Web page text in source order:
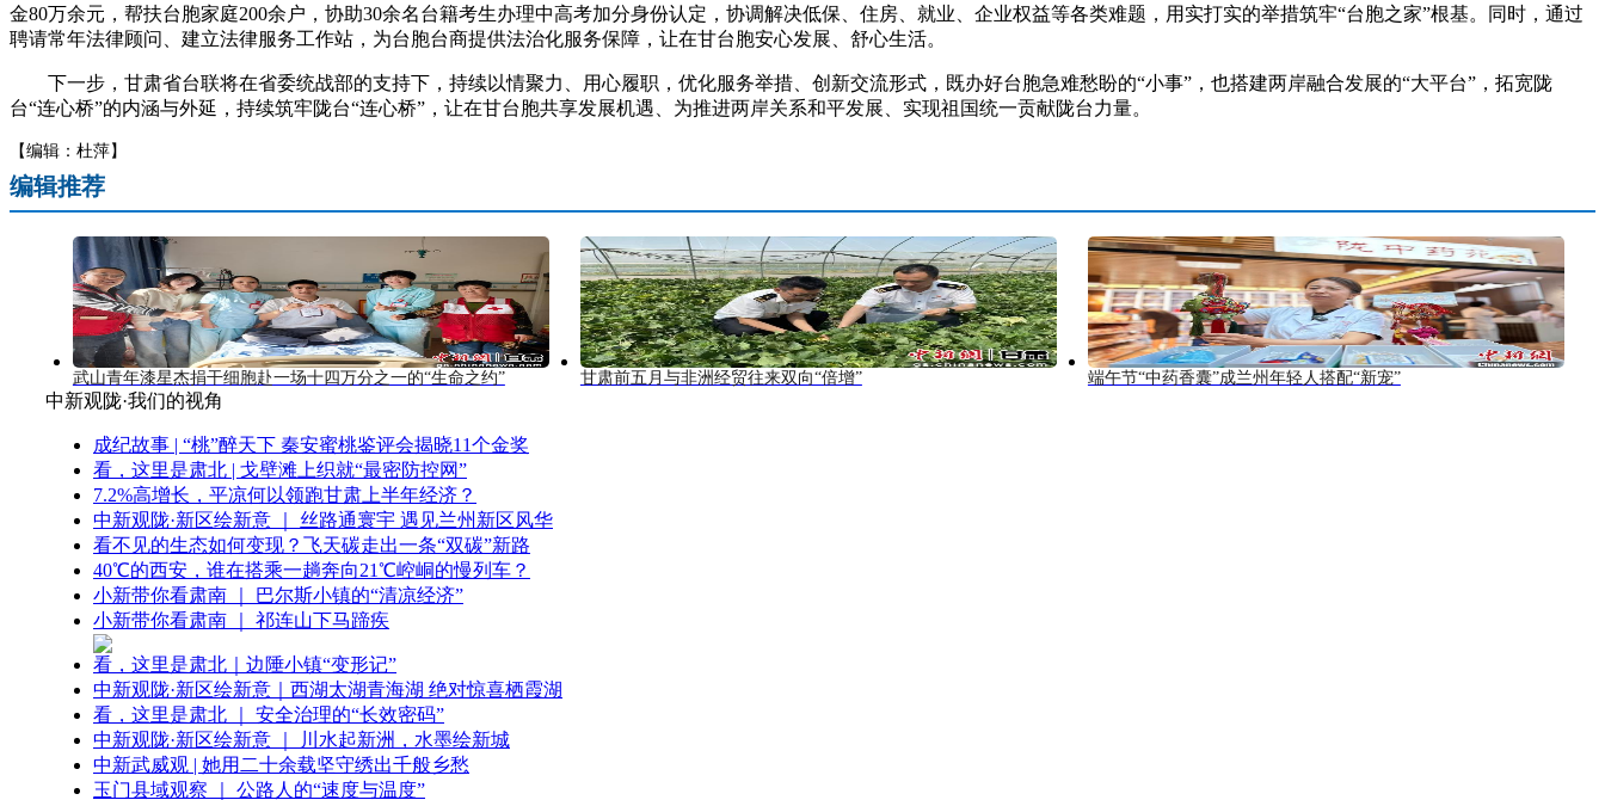
金80万余元，帮扶台胞家庭200余户，协助30余名台籍考生办理中高考加分身份认定，协调解决低保、住房、就业、企业权益等各类难题，用实打实的举措筑牢“台胞之家”根基。同时，通过
聘请常年法律顾问、建立法律服务工作站，为台胞台商提供法治化服务保障，让在甘台胞安心发展、舒心生活。
下一步，甘肃省台联将在省委统战部的支持下，持续以情聚力、用心履职，优化服务举措、创新交流形式，既办好台胞急难愁盼的“小事”，也搭建两岸融合发展的“大平台”，拓宽陇
台“连心桥”的内涵与外延，持续筑牢陇台“连心桥”，让在甘台胞共享发展机遇、为推进两岸关系和平发展、实现祖国统一贡献陇台力量。
【编辑：杜萍】
编辑推荐
武山青年漆星杰捐干细胞赴一场十四万分之一的“生命之约” 甘肃前五月与非洲经贸往来双向“倍增” 端午节“中药香囊”成兰州年轻人搭配“新宠”
中新观陇·我们的视角
成纪故事 | “桃”醉天下 秦安蜜桃鉴评会揭晓11个金奖
看，这里是肃北 | 戈壁滩上织就“最密防控网”
7.2%高增长，平凉何以领跑甘肃上半年经济？
中新观陇·新区绘新意 ｜ 丝路通寰宇 遇见兰州新区风华
看不见的生态如何变现？飞天碳走出一条“双碳”新路
40℃的西安，谁在搭乘一趟奔向21℃崆峒的慢列车？
小新带你看肃南 ｜ 巴尔斯小镇的“清凉经济”
小新带你看肃南 ｜ 祁连山下马蹄疾
看，这里是肃北｜边陲小镇“变形记”
中新观陇·新区绘新意｜西湖太湖青海湖 绝对惊喜栖霞湖
看，这里是肃北 ｜ 安全治理的“长效密码”
中新观陇·新区绘新意 ｜ 川水起新洲，水墨绘新城
中新武威观 | 她用二十余载坚守绣出千般乡愁
玉门县域观察 ｜ 公路人的“速度与温度”